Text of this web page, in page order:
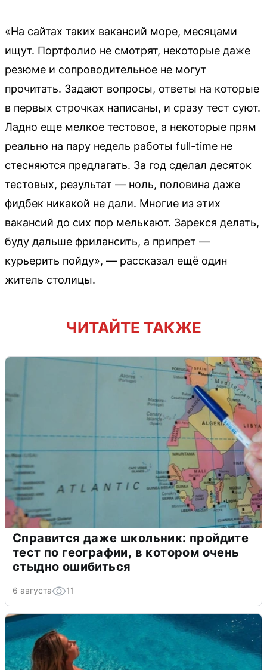
«На сайтах таких вакансий море, месяцами
ищут. Портфолио не смотрят, некоторые даже
резюме и сопроводительное не могут
прочитать. Задают вопросы, ответы на которые
в первых строчках написаны, и сразу тест суют.
Ладно еще мелкое тестовое, а некоторые прям
реально на пару недель работы full-time не
стесняются предлагать. За год сделал десяток
тестовых, результат — ноль, половина даже
фидбек никакой не дали. Многие из этих
вакансий до сих пор мелькают. Зарекся делать,
буду дальше фрилансить, а припрет —
курьерить пойду», — рассказал ещё один
житель столицы.
ЧИТАЙТЕ ТАКЖЕ
Справится даже школьник: пройдите
тест по географии, в котором очень
стыдно ошибиться
6 августа 11